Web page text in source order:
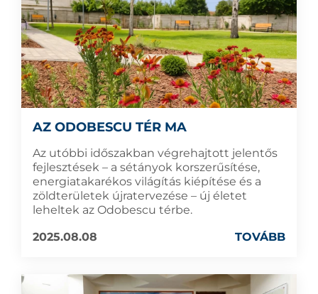
AZ ODOBESCU TÉR MA
Az utóbbi időszakban végrehajtott jelentős
fejlesztések – a sétányok korszerűsítése,
energiatakarékos világítás kiépítése és a
zöldterületek újratervezése – új életet
leheltek az Odobescu térbe.
2025.08.08
TOVÁBB